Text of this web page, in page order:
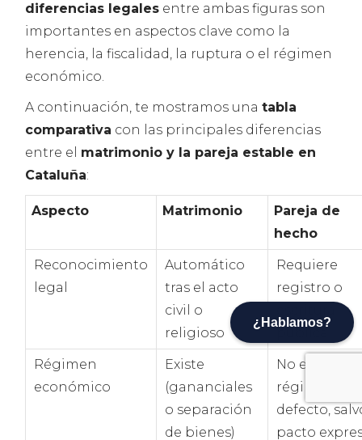
¿Hablamos?
diferencias legales entre ambas figuras son
importantes en aspectos clave como la
herencia, la fiscalidad, la ruptura o el régimen
económico.
A continuación, te mostramos unatabla
comparativa con las principales diferencias
entre el matrimonio y la pareja estable en
Cataluña:
Aspecto Matrimonio
Pareja de
hecho
Reconocimiento
legal
Automático
tras el acto
civil o
religioso
Requiere
registro o
Régimen
económico
Existe
(gananciales
o separación
de bienes)
No existe
régimen
defecto,
pacto